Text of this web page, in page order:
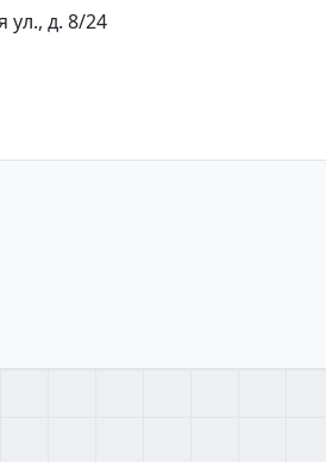
ул., д. 8/24